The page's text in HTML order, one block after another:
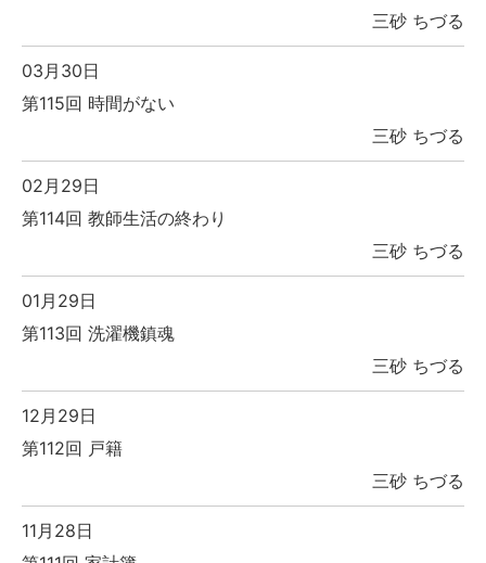
三砂 ちづる
03月30日
第115回 時間がない
三砂 ちづる
02月29日
第114回 教師生活の終わり
三砂 ちづる
01月29日
第113回 洗濯機鎮魂
三砂 ちづる
12月29日
第112回 戸籍
三砂 ちづる
11月28日